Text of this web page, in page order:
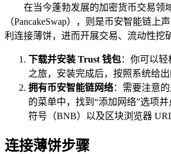
在当今蓬勃发展的加密货币交易领
（PancakeSwap），则是币安智能链
利连接薄饼，进而开展交易、流动性挖
下载并安装 Trust 钱包：你可以
之旅，安装完成后，按照系统给
拥有币安智能链网络：需要注意
的菜单中，找到“添加网络”选项
符号（BNB）以及区块浏览器
连接薄饼步骤